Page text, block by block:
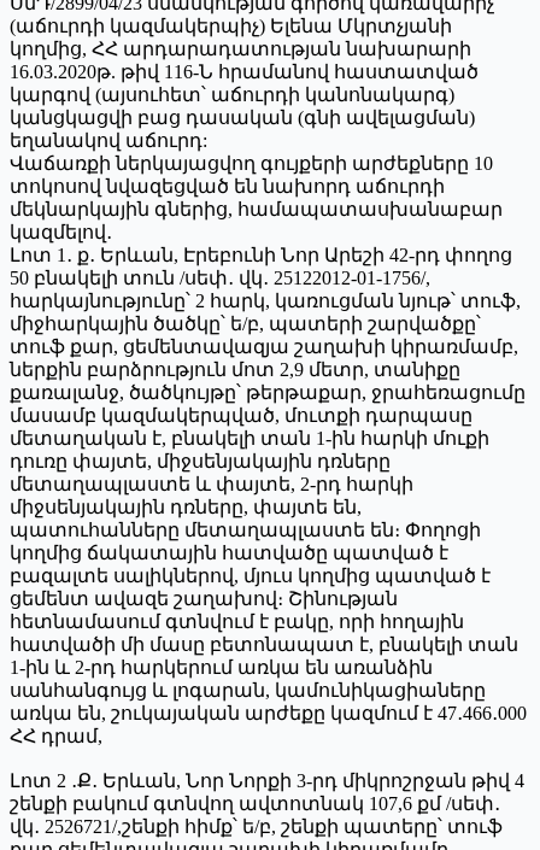
(աճուրդի կազմակերպիչ) Ելենա Մկրտչյանի
կողմից, ՀՀ արդարադատության նախարարի
16.03.2020թ. թիվ 116-Ն հրամանով հաստատված
կարգով (այսուհետ՝ աճուրդի կանոնակարգ)
կանցկացվի բաց դասական (գնի ավելացման)
եղանակով աճուրդ:
Վաճառքի ներկայացվող գույքերի արժեքները 10
տոկոսով նվազեցված են նախորդ աճուրդի
մեկնարկային գներից, համապատասխանաբար
կազմելով․
Լոտ 1․ ք․ Երևան, Էրեբունի Նոր Արեշի 42-րդ փողոց
50 բնակելի տուն /սեփ․ վկ․ 25122012-01-1756/,
հարկայնությունը՝ 2 հարկ, կառուցման նյութ՝ տուֆ,
միջհարկային ծածկը՝ ե/բ, պատերի շարվածքը՝
տուֆ քար, ցեմենտավազյա շաղախի կիրառմամբ,
ներքին բարձրություն մոտ 2,9 մետր, տանիքը
քառալանջ, ծածկույթը՝ թերթաքար, ջրահեռացումը
մասամբ կազմակերպված, մուտքի դարպասը
մետաղական է, բնակելի տան 1-ին հարկի մուքի
դուռը փայտե, միջսենյակային դռները
մետաղապլաստե և փայտե, 2-րդ հարկի
միջսենյակային դռները, փայտե են,
պատուհանները մետաղապլաստե են։ Փողոցի
կողմից ճակատային հատվածը պատված է
բազալտե սալիկներով, մյուս կողմից պատված է
ցեմենտ ավազե շաղախով։ Շինության
հետնամասում գտնվում է բակը, որի հողային
հատվածի մի մասը բետոնապատ է, բնակելի տան
1-ին և 2-րդ հարկերում առկա են առանձին
սանհանգույց և լոգարան, կամունիկացիաները
առկա են, շուկայական արժեքը կազմում է 47․466․000
ՀՀ դրամ,
Լոտ 2 ․Ք․ Երևան, Նոր Նորքի 3-րդ միկրոշրջան թիվ 4
շենքի բակում գտնվող ավտոտնակ 107,6 քմ /սեփ․
վկ․ 2526721/,շենքի հիմք՝ ե/բ, շենքի պատերը՝ տուֆ